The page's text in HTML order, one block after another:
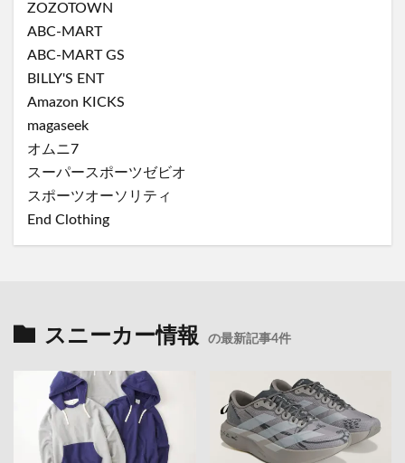
ZOZOTOWN
ABC-MART
ABC-MART GS
BILLY'S ENT
Amazon KICKS
magaseek
オムニ7
スーパースポーツゼビオ
スポーツオーソリティ
End Clothing
スニーカー情報 の最新記事4件